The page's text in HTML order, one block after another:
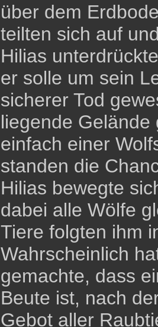
über dem
teilten sich auf
Hilias
er solle um sein
sicherer Tod
liegende
einfach einer
standen die
Hilias bewegte
dabei alle Wölfe
Tiere folgten ihm
Wahrscheinlich
gemachte, dass
Beute ist, nach
Gebot aller